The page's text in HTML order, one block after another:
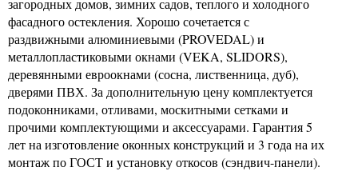
фасадного остекления. Хорошо сочетается с
раздвижными алюминиевыми (PROVEDAL) и
металлопластиковыми окнами (VEKA, SLIDORS),
деревянными евроокнами (сосна, лиственница, дуб),
дверями ПВХ. За дополнительную цену комплектуется
подоконниками, отливами, москитными сетками и
прочими комплектующими и аксессуарами. Гарантия 5
лет на изготовление оконных конструкций и 3 года на их
монтаж по ГОСТ и установку откосов (сэндвич-панели).